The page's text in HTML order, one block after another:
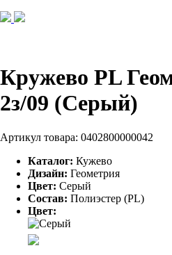
Кружево PL
2з/09 (Серый)
Артикул товара: 0402800000042
Каталог: Кужево
Дизайн: Геометрия
Цвет: Серый
Состав: Полиэстер (PL)
Цвет: